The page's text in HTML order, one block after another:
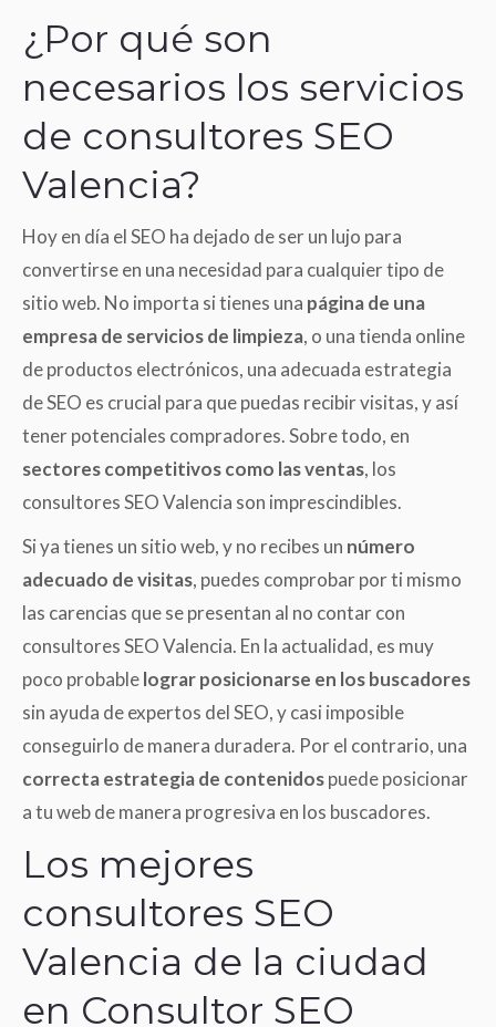
¿Por qué son
necesarios los servicios
de consultores SEO
Valencia?
Hoy en día el SEO ha dejado de ser un lujo para
convertirse en una necesidad para cualquier tipo de
sitio web. No importa si tienes una página de una
empresa de servicios de limpieza, o una tienda online
de productos electrónicos, una adecuada estrategia
de SEO es crucial para que puedas recibir visitas, y así
tener potenciales compradores. Sobre todo, en
sectores competitivos como las ventas, los
consultores SEO Valencia son imprescindibles.
Si ya tienes un sitio web, y no recibes un número
adecuado de visitas, puedes comprobar por ti mismo
las carencias que se presentan al no contar con
consultores SEO Valencia. En la actualidad, es muy
poco probablelograr posicionarse en los buscadores
sin ayuda de expertos del SEO, y casi imposible
conseguirlo de manera duradera. Por el contrario, una
correcta estrategia de contenidospuede posicionar
a tu web de manera progresiva en los buscadores.
Los mejores
consultores SEO
Valencia de la ciudad
en Consultor SEO